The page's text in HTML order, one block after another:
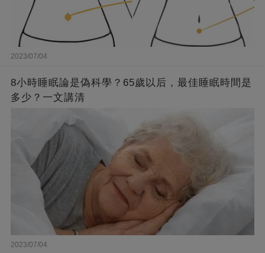
2023/07/04
8小時睡眠論是偽科學？65歲以后，最佳睡眠時間是
多少？一文講清
2023/07/04